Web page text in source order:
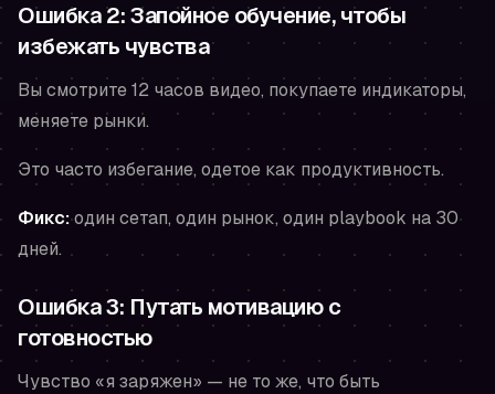
Ошибка 2: Запойное обучение, чтобы
избежать чувства
Вы смотрите 12 часов видео, покупаете индикаторы,
меняете рынки.
Это часто избегание, одетое как продуктивность.
Фикс:один сетап, один рынок, один playbook на 30
дней.
Ошибка 3: Путать мотивацию с
готовностью
Чувство «я заряжен» — не то же, что быть